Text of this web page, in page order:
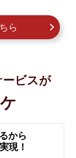
ら
ビスが
から
現！